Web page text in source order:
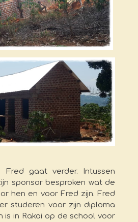
Fred gaat verder. Intussen
sponsor besproken wat de
hen en voor Fred zijn. Fred
studeren voor zijn diploma
is in Rakai op de school voor